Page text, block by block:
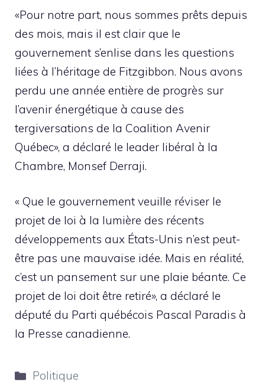
«Pour notre part, nous sommes prêts depuis
des mois, mais il est clair que le
gouvernement s’enlise dans les questions
liées à l’héritage de Fitzgibbon. Nous avons
perdu une année entière de progrès sur
l’avenir énergétique à cause des
tergiversations de la Coalition Avenir
Québec», a déclaré le leader libéral à la
Chambre, Monsef Derraji.
« Que le gouvernement veuille réviser le
projet de loi à la lumière des récents
développements aux États-Unis n’est peut-
être pas une mauvaise idée. Mais en réalité,
c’est un pansement sur une plaie béante. Ce
projet de loi doit être retiré», a déclaré le
député du Parti québécois Pascal Paradis à
la Presse canadienne.
Catégories
Politique